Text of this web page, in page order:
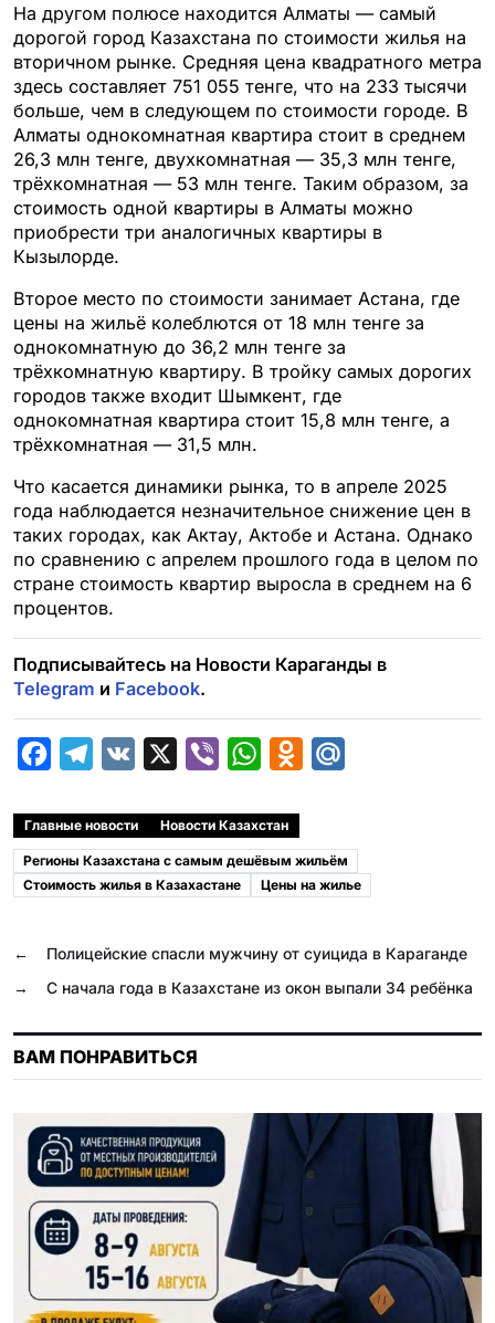
На другом полюсе находится Алматы — самый
дорогой город Казахстана по стоимости жилья на
вторичном рынке. Средняя цена квадратного метра
здесь составляет 751 055 тенге, что на 233 тысячи
больше, чем в следующем по стоимости городе. В
Алматы однокомнатная квартира стоит в среднем
26,3 млн тенге, двухкомнатная — 35,3 млн тенге,
трёхкомнатная — 53 млн тенге. Таким образом, за
стоимость одной квартиры в Алматы можно
приобрести три аналогичных квартиры в
Кызылорде.
Второе место по стоимости занимает Астана, где
цены на жильё колеблются от 18 млн тенге за
однокомнатную до 36,2 млн тенге за
трёхкомнатную квартиру. В тройку самых дорогих
городов также входит Шымкент, где
однокомнатная квартира стоит 15,8 млн тенге, а
трёхкомнатная — 31,5 млн.
Что касается динамики рынка, то в апреле 2025
года наблюдается незначительное снижение цен в
таких городах, как Актау, Актобе и Астана. Однако
по сравнению с апрелем прошлого года в целом по
стране стоимость квартир выросла в среднем на 6
процентов.
Подписывайтесь на Новости Караганды в
Telegram и Facebook.
c
e
b
o
k
l
e
g
a
m
b
e
r
W
a
t
s
p
p
o
k
a
s
i
k
i
l
.
u
Главные новости Новости Казахстан
Регионы Казахстана с самым дешёвым жильём
Стоимость жилья в Казахастане
Цены на жилье
←
Полицейские спасли мужчину от суицида в Караганде
→
С начала года в Казахстане из окон выпали 34 ребёнка
ВАМ ПОНРАВИТЬСЯ